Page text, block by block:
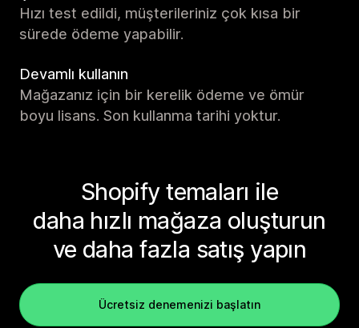
Hızı test edildi, müşterileriniz çok kısa bir
sürede ödeme yapabilir.
Devamlı kullanın
Mağazanız için bir kerelik ödeme ve ömür
boyu lisans. Son kullanma tarihi yoktur.
Shopify temaları ile
daha hızlı mağaza oluşturun
ve daha fazla satış yapın
Ücretsiz denemenizi başlatın